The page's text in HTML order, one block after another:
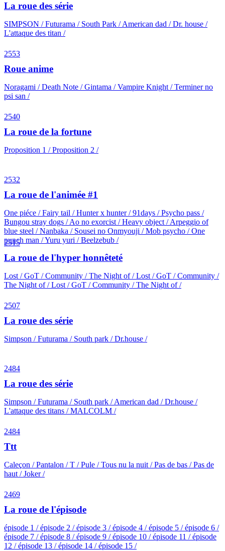
La roue des série
SIMPSON / Futurama / South Park / American dad / Dr. house /
L'attaque des titan /
2553
Roue anime
Noragami / Death Note / Gintama / Vampire Knight / Terminer no
psi san /
2540
La roue de la fortune
Proposition 1 / Proposition 2 /
2532
La roue de l'animée #1
One piéce / Fairy tail / Hunter x hunter / 91days / Psycho pass /
Bungou stray dogs / Ao no exorcist / Heavy object / Arpeggio of
blue steel / Nanbaka / Sousei no Onmyouji / Mob psycho / One
punch man / Yuru yuri / Beelzebub /
2515
La roue de l'hyper honnêteté
Lost / GoT / Community / The Night of / Lost / GoT / Community /
The Night of / Lost / GoT / Community / The Night of /
2507
La roue des série
Simpson / Futurama / South park / Dr.house /
2484
La roue des série
Simpson / Futurama / South park / American dad / Dr.house /
L'attaque des titans / MALCOLM /
2484
Ttt
Caleçon / Pantalon / T / Pule / Tous nu la nuit / Pas de bas / Pas de
haut / Joker /
2469
La roue de l'épisode
épisode 1 / épisode 2 / épisode 3 / épisode 4 / épisode 5 / épisode 6 /
épisode 7 / épisode 8 / épisode 9 / épisode 10 / épisode 11 / épisode
12 / épisode 13 / épisode 14 / épisode 15 /